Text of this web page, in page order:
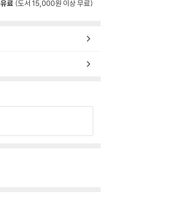
유료 (도서 15,000원 이상 무료)